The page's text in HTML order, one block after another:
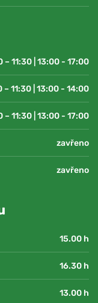
– 11:30 | 13:00 - 17:00
– 11:30 | 13:00 - 14:00
– 11:30 | 13:00 - 17:00
zavřeno
zavřeno
15.00 h
16.30 h
13.00 h